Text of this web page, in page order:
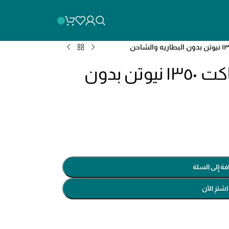
tiwli201351 دريل امباكت ١٣٥٠ نيوتن بدون
إلى السلة
اشترِ الآن